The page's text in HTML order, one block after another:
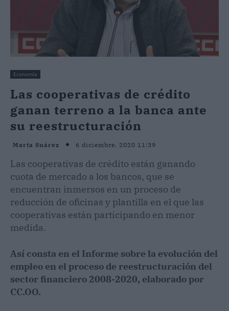
Economía
Las cooperativas de crédito
ganan terreno a la banca ante
su reestructuración
Marta Suárez 6 diciembre, 2020 11:39
Las cooperativas de crédito están ganando
cuota de mercado a los bancos, que se
encuentran inmersos en un proceso de
reducción de oficinas y plantilla en el que las
cooperativas están participando en menor
medida.
Así consta en el Informe sobre la evolución del
empleo en el proceso de reestructuración del
sector financiero 2008-2020, elaborado por
CC.OO.